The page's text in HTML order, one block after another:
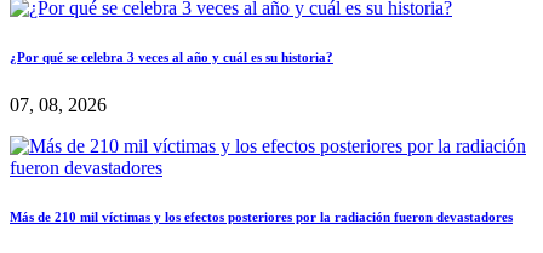
¿Por qué se celebra 3 veces al año y cuál es su historia?
07, 08, 2026
Más de 210 mil víctimas y los efectos posteriores por la radiación fueron devastadores